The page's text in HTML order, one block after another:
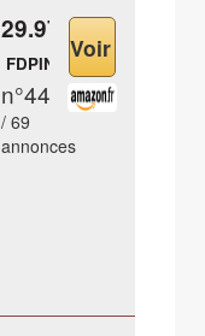
29.97 €
FDPIN
n°44
/ 69
annonces